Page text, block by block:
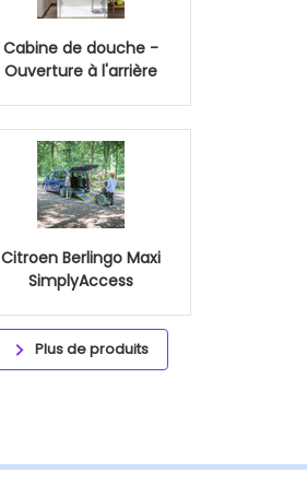
Cabine de douche -
Ouverture à l'arrière
Citroen Berlingo Maxi
SimplyAccess
Plus de produits